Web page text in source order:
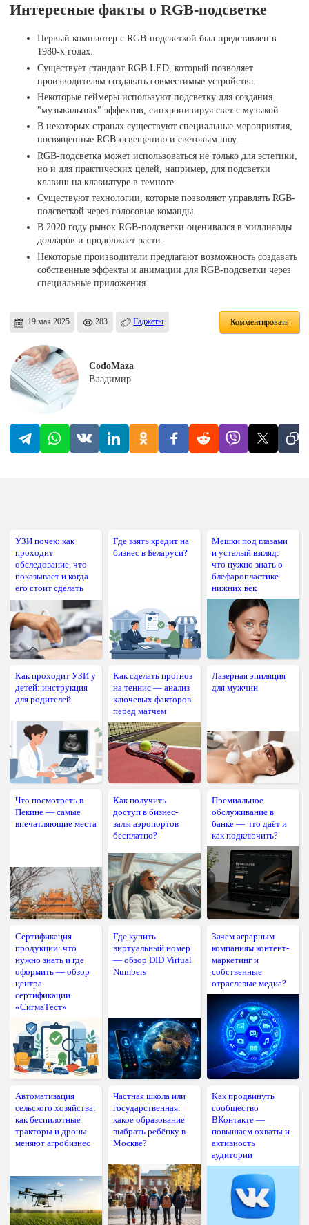
Интересные факты о RGB-подсветке
Первый компьютер с RGB-подсветкой был представлен в
1980-х годах.
Существует стандарт RGB LED, который позволяет
производителям создавать совместимые устройства.
Некоторые геймеры используют подсветку для создания
"музыкальных" эффектов, синхронизируя свет с музыкой.
В некоторых странах существуют специальные мероприятия,
посвященные RGB-освещению и световым шоу.
RGB-подсветка может использоваться не только для эстетики,
но и для практических целей, например, для подсветки
клавиш на клавиатуре в темноте.
Существуют технологии, которые позволяют управлять RGB-
подсветкой через голосовые команды.
В 2020 году рынок RGB-подсветки оценивался в миллиарды
долларов и продолжает расти.
Некоторые производители предлагают возможность создавать
собственные эффекты и анимации для RGB-подсветки через
специальные приложения.
19 мая 2025 283 Гаджеты Комментировать
CodoMaza
Владимир
УЗИ почек: как
проходит
обследование, что
показывает и когда
его стоит сделать
Где взять кредит на
бизнес в Беларуси?
Мешки под глазами
и усталый взгляд:
что нужно знать о
блефаропластике
нижних век
Как проходит УЗИ у
детей: инструкция
для родителей
Как сделать прогноз
на теннис — анализ
ключевых факторов
перед матчем
Лазерная эпиляция
для мужчин
Что посмотреть в
Пекине — самые
впечатляющие места
Как получить
доступ в бизнес-
залы аэропортов
бесплатно?
Премиальное
обслуживание в
банке — что даёт и
как подключить?
Сертификация
продукции: что
нужно знать и где
оформить — обзор
центра
сертификации
«СигмаТест»
Где купить
виртуальный номер
— обзор DID Virtual
Numbers
Зачем аграрным
компаниям контент-
маркетинг и
собственные
отраслевые медиа?
Автоматизация
сельского хозяйства:
как беспилотные
тракторы и дроны
меняют агробизнес
Частная школа или
государственная:
какое образование
выбрать ребёнку в
Москве?
Как продвинуть
сообщество
ВКонтакте —
повышаем охваты и
активность
аудитории